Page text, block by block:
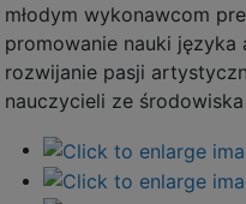
młodym wykonawcom
promowanie nauki
rozwijanie pasji
nauczycieli ze